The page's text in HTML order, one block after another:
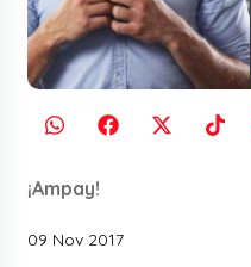
¡Ampay!
09 Nov 2017